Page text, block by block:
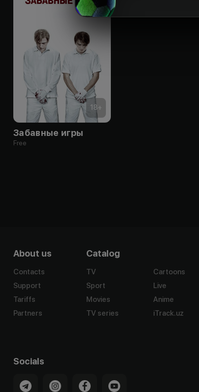
18+
Забавные игры
Free
About us
Contacts
Support
Tariffs
Partners
Catalog
TV
Sport
Movies
TV series
Cartoons
Live
Anime
iTrack.uz
Socials